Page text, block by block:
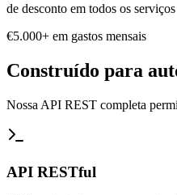
de desconto em todos os serviços
€5.000+ em gastos mensais
Construído para
Nossa API REST completa
API RESTful